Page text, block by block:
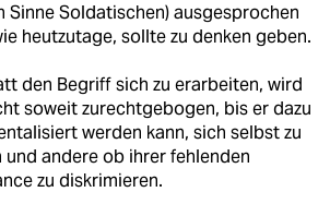
Sinne Soldatischen) ausgesprochen
heutzutage, sollte zu denken geben.
den Begriff sich zu erarbeiten, wird
soweit zurechtgebogen, bis er dazu
werden kann, sich selbst zu
und andere ob ihrer fehlenden
zu diskrimieren.